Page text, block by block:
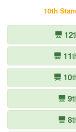
10th
12
11
10
9
8